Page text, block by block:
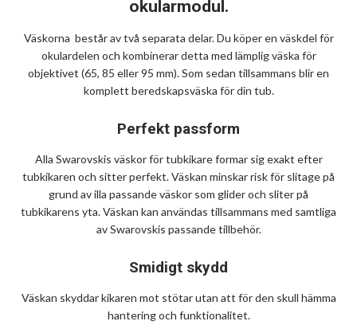
okularmodul.
Väskorna består av två separata delar. Du köper en väskdel för
okulardelen och kombinerar detta med lämplig väska för
objektivet (65, 85 eller 95 mm). Som sedan tillsammans blir en
komplett beredskapsväska för din tub.
Perfekt passform
Alla Swarovskis väskor för tubkikare formar sig exakt efter
tubkikaren och sitter perfekt. Väskan minskar risk för slitage på
grund av illa passande väskor som glider och sliter på
tubkikarens yta. Väskan kan användas tillsammans med samtliga
av Swarovskis passande tillbehör.
Smidigt skydd
Väskan skyddar kikaren mot stötar utan att för den skull hämma
hantering och funktionalitet.